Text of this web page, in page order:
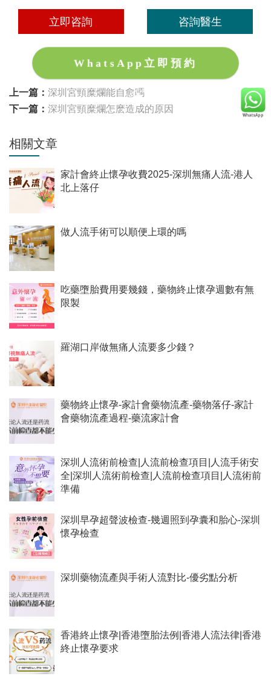
立即咨詢 咨詢醫生
WhatsApp立即預約
上一篇： 深圳宮頸糜爛能自愈嗎
下一篇： 深圳宮頸糜爛怎麽造成的原因
相關文章
家計會終止懷孕收費2025-深圳無痛人流-港人
北上落仔
做人流手術可以順便上環的嗎
吃藥墮胎費用要幾錢，藥物終止懷孕週數有無
限製
羅湖口岸做無痛人流要多少錢？
藥物終止懷孕-家計會藥物流產-藥物落仔-家計
會藥物流產過程-藥流家計會
深圳人流術前檢查|人流前檢查項目|人流手術安
全|深圳人流術前檢查|人流前檢查項目|人流術前
準備
深圳早孕超聲波檢查-幾週照到孕囊和胎心-深圳
懷孕檢查
深圳藥物流產與手術人流對比-優劣點分析
香港終止懷孕|香港墮胎法例|香港人流法律|香港
終止懷孕要求